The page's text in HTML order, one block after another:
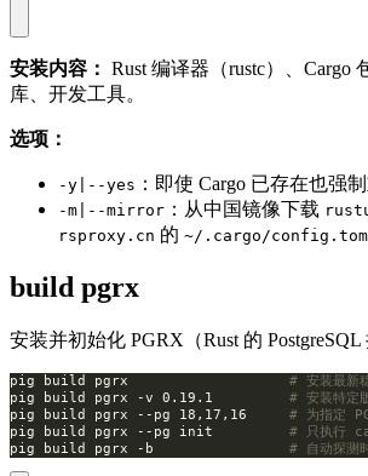
安装内容： Rust 编译器（rustc）、Cargo
库、开发工具。
选项：
-y|--yes ：即使 Cargo 已存在也强
-m|--mirror ：从中国镜像下载
rsproxy.cn 的 ~/.cargo/
build pgrx
安装并初始化 PGRX（Rust 的 PostgreSQL
pig build pgrx # 安装最
pig build pgrx -v 0.19.1 # 安装特定
pig build pgrx --pg 18,17,16 # 为指定
pig build pgrx --pg init # 只执行
pig build pgrx -b # 自动探